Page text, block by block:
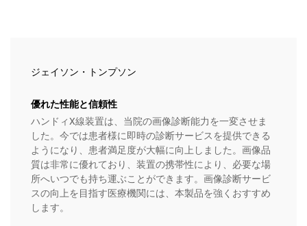
ジェイソン・トンプソン
優れた性能と信頼性
ハンドィX線装置は、当院の画像診断能力を一変させま
した。今では患者様に即時の診断サービスを提供できる
ようになり、患者満足度が大幅に向上しました。画像品
質は非常に優れており、装置の携帯性により、必要な場
所へいつでも持ち運ぶことができます。画像診断サービ
スの向上を目指す医療機関には、本製品を強くおすすめ
します。